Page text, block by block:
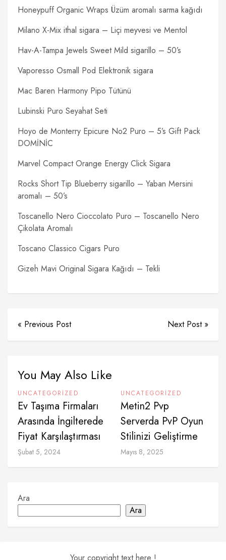
Honeypuff Organic Wraps Üzüm aromalı sarma kağıdı
Milano X-Mix ithal sigara – Liçi meyvesi ve Mentol
Hav-A-Tampa Jewels Sweet Mild sigarillo – 50’s
Vaporesso Osmall Pod Elektronik sigara
Mac Baren Harmony Pipo Tütünü
Lubinski Puro Seyahat Seti
Hoyo de Monterry Epicure No2 Puro – 5’s Gift Pack
DOMİNİC
Marvel Compact Orange Energy Click Sigara
Rocks Short Tip Blueberry sigarillo – Yaban Mersini
aromalı – 50’s
Toscanello Nero Cioccolato Puro – Toscanello Nero
Çikolata Aromalı
Toscano Classico Cigars Puro
Gizeh Mavi Original Sigara Kağıdı – Tekli
« Previous Post Next Post »
You May Also Like
UNCATEGORIZED
Ev Taşıma Firmaları
Arasında İngilterede
Fiyat Karşılaştırması
Şubat 5, 2024
UNCATEGORIZED
Metin2 Pvp
Serverda PvP Oyun
Stilinizi Geliştirme
Mayıs 8, 2025
Ara
Ara